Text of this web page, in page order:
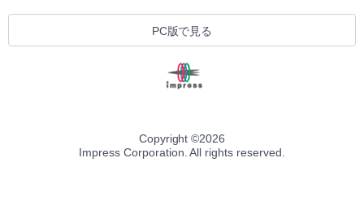
PC版で見る
Copyright ©2026
Impress Corporation. All rights reserved.